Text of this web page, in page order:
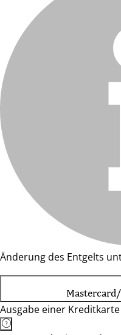
Änderung des Entgelts
Ausgabe einer Kreditkarte